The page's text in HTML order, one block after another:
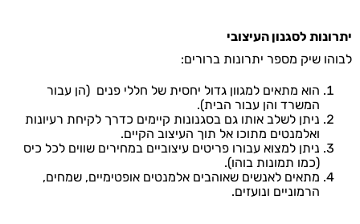
יתרונות לסגנון העיצובי
לבוהו שיק מספר יתרונות ברורים:
הוא מתאים למגוון גדול יחסית של חללי פנים (הן עבור
המשרד והן עבור הבית).
ניתן לשלב אותו גם בסגנונות קיימים כדרך לקיחת רעיונות
ואלמנטים מתוכו אל תוך העיצוב הקיים.
ניתן למצוא עבורו פריטים עיצוביים במחירים שווים לכל כיס
(כמו תמונות בוהו).
מתאים לאנשים שאוהבים אלמנטים אופטימיים, שמחים,
הרמוניים ונועזים.